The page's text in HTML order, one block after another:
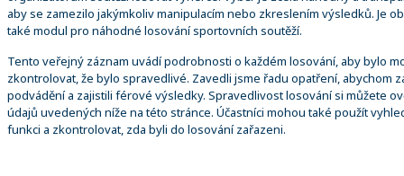
aby se zamezilo jakýmkoliv manipulacím nebo zkreslením výsledků. Je
také modul pro náhodné losování sportovních soutěží.
Tento veřejný záznam uvádí podrobnosti o každém losování, aby bylo
zkontrolovat, že bylo spravedlivé. Zavedli jsme řadu opatření, abychom
podvádění a zajistili férové výsledky. Spravedlivost losování si můžete
údajů uvedených níže na této stránce. Účastníci mohou také použít
funkci a zkontrolovat, zda byli do losování zařazeni.